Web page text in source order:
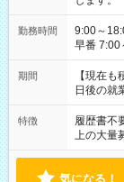
勤務時間
9:00～18:00（休憩60
早番 7:00～
い」 「余
たくない」
の方へ
の勤務時
期間
【現在
日後の就
特徴 履歴書不
上の大量
気になる！